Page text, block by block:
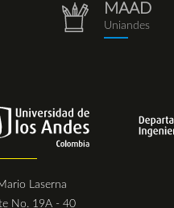
repositorio.png
MAAD
Uniandes
Laserna
No. 19A - 40